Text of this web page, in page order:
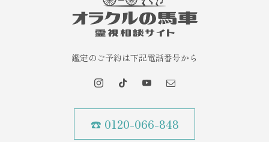
鑑定のご予約は下記電話番号から
☎ 0120-066-848